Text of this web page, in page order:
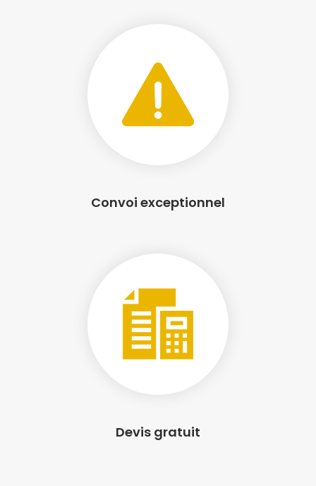
Convoi exceptionnel
Devis gratuit